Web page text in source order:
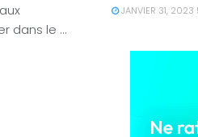
dans le ...
JANVIER 31, 2023